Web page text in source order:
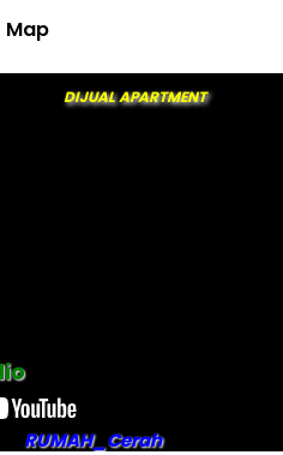
Map
DIJUAL APARTMENT
RUMAH_Cerah